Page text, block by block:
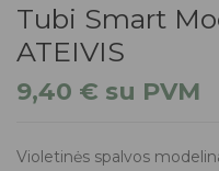
Tubi Smart
ATEIVIS
9,40 € su PVM
Violetinės spalvos